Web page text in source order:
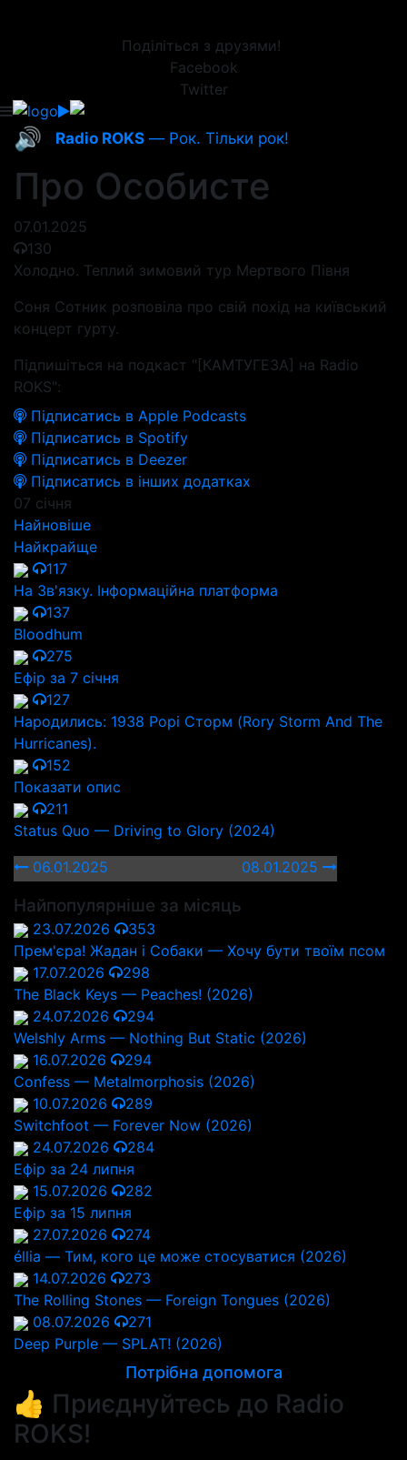
Поділіться з друзями!
Facebook
Twitter
🔊 Radio ROKS — Рок. Тільки рок!
Про Особисте
07.01.2025
130
Холодно. Теплий зимовий тур Мертвого Півня
Соня Сотник розповіла про свій похід на київський
концерт гурту.
Підпишіться на подкаст "[КАМТУГЕЗА] на Radio
ROKS":
Підписатись в Apple Podcasts
Підписатись в Spotify
Підписатись в Deezer
Підписатись в інших додатках
07 січня
Найновіше
Найкрайще
117
На Зв'язку. Інформаційна платформа
137
Bloodhum
275
Ефір за 7 січня
127
Народились: 1938 Рорі Сторм (Rory Storm And The
Hurricanes).
152
Показати опис
211
Status Quo — Driving to Glory (2024)
06.01.2025
08.01.2025
Найпопулярніше за місяць
23.07.2026
353
Прем'єра! Жадан і Собаки — Хочу бути твоїм псом
17.07.2026
298
The Black Keys — Peaches! (2026)
24.07.2026
294
Welshly Arms — Nothing But Static (2026)
16.07.2026
294
Confess — Metalmorphosis (2026)
10.07.2026
289
Switchfoot — Forever Now (2026)
24.07.2026
284
Ефір за 24 липня
15.07.2026
282
Ефір за 15 липня
27.07.2026
274
éllia — Тим, кого це може стосуватися (2026)
14.07.2026
273
The Rolling Stones — Foreign Tongues (2026)
08.07.2026
271
Deep Purple — SPLAT! (2026)
Потрібна допомога
👍 Приєднуйтесь до Radio
ROKS!